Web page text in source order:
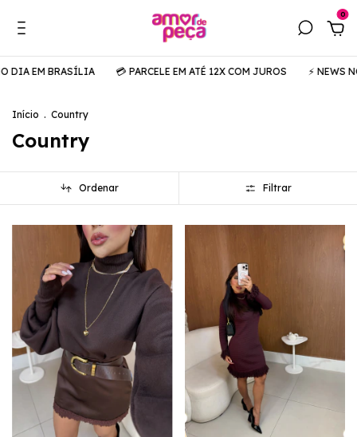
0
💳 PARCELE EM ATÉ 12X COM JUROS ⚡️ NEWS NO AR 🚚
Início . Country
Country
Ordenar Filtrar